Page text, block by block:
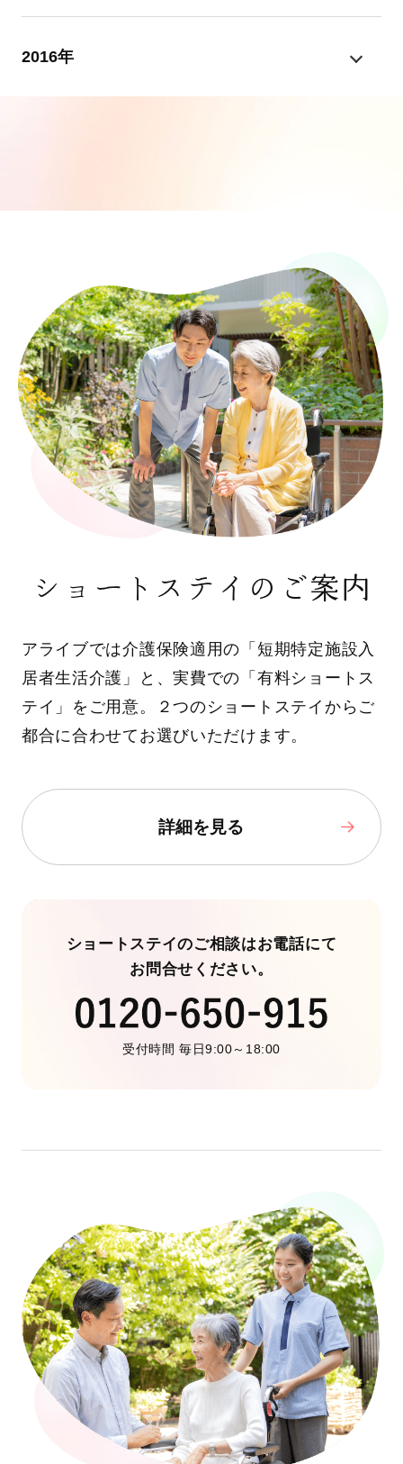
2016年
ショートステイのご案内
アライブでは介護保険適用の「短期特定施設入
居者生活介護」と、実費での「有料ショートス
テイ」をご用意。２つのショートステイからご
都合に合わせてお選びいただけます。
詳細を見る
ショートステイのご相談はお電話にて
お問合せください。
受付時間 毎日9:00～18:00